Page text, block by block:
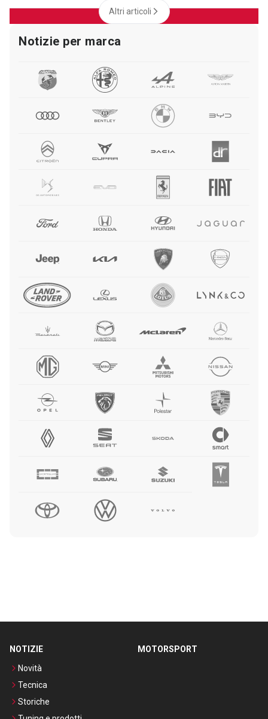
Altri articoli
Notizie per marca
NOTIZIE
Novità
Tecnica
Storiche
MOTORSPORT